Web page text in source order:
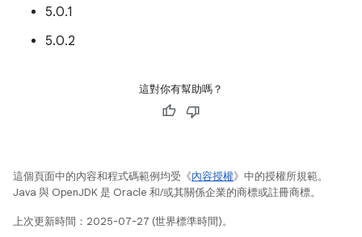
5.0.1
5.0.2
這對你有幫助嗎？
這個頁面中的內容和程式碼範例均受《內容授權》中的授權所規範。
Java 與 OpenJDK 是 Oracle 和/或其關係企業的商標或註冊商標。
上次更新時間：2025-07-27 (世界標準時間)。